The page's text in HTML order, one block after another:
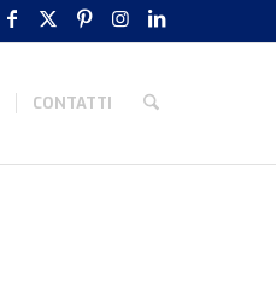
CONTATTI